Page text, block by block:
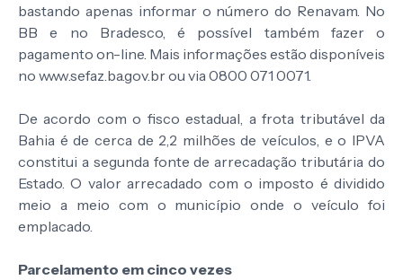
bastando apenas informar o número do Renavam. No
BB e no Bradesco, é possível também fazer o
pagamento on-line. Mais informações estão disponíveis
no www.sefaz.ba.gov.br ou via 0800 071 0071.
De acordo com o fisco estadual, a frota tributável da
Bahia é de cerca de 2,2 milhões de veículos, e o IPVA
constitui a segunda fonte de arrecadação tributária do
Estado. O valor arrecadado com o imposto é dividido
meio a meio com o município onde o veículo foi
emplacado.
Parcelamento em cinco vezes